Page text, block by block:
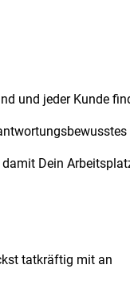
und jeder Kunde
Dein
tatkräftig mit an